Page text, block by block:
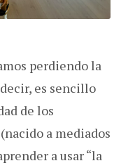
perdiendo la
es sencillo
de los
a mediados
a usar “la